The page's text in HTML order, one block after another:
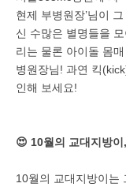
현제 부병원장’님이
신 수많은 별명들을
리는 물론 아이돌 몸
병원장님! 과연 킥
인해 보세요!
😍 10월의 교대지방
10월의 교대지방이는